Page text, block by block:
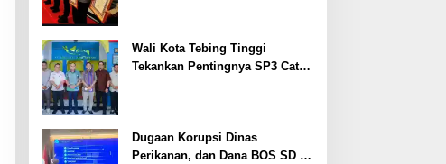
Wali Kota Tebing Tinggi
Tekankan Pentingnya SP3 Catin
Dugaan Korupsi Dinas
Perikanan, dan Dana BOS SD –